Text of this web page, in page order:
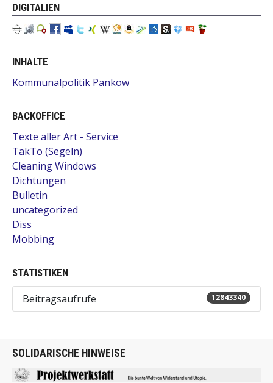
DIGITALIEN
INHALTE
Kommunalpolitik Pankow
BACKOFFICE
Texte aller Art - Service
TakTo (Segeln)
Cleaning Windows
Dichtungen
Bulletin
uncategorized
Diss
Mobbing
STATISTIKEN
Beitragsaufrufe 12843340
SOLIDARISCHE HINWEISE